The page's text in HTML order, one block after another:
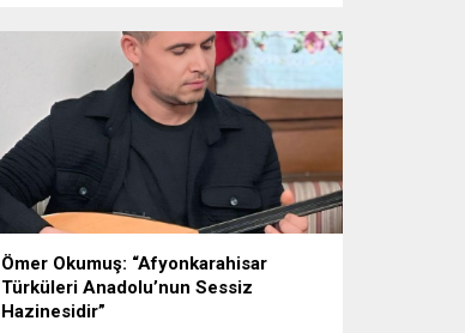
genellikle dikkat çekici ve etkili bir şekilde
konumlandırıldığı için yerel işletmelerden
büyük markalara kadar birçok farklı
sektörde tercih edilmektedir. Elektrik direği
reklamları, şehirlerin kalabalık ve yoğun
bölgelerinde, hareket halindeki kitlelere...
Ömer Okumuş: “Afyonkarahisar
Türküleri Anadolu’nun Sessiz
Hazinesidir”